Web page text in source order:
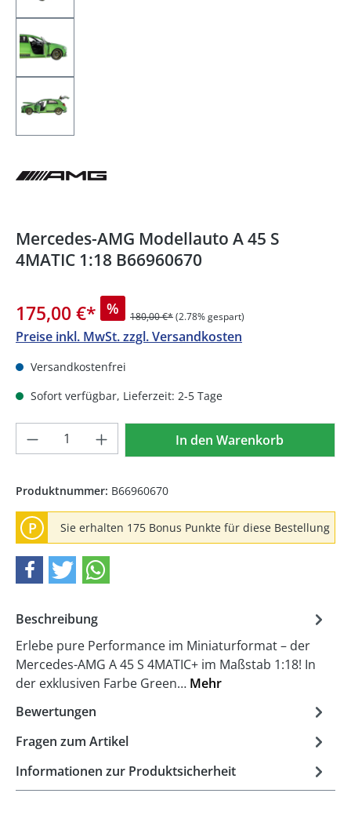
Mercedes-AMG Modellauto A 45 S
4MATIC 1:18 B66960670
175,00 €* % 180,00 €*(2.78% gespart)
Preise inkl. MwSt. zzgl. Versandkosten
Versandkostenfrei
Sofort verfügbar, Lieferzeit: 2-5 Tage
Produkt Anzahl: Gib denIn den Warenkorb
Produktnummer: B66960670
P Sie erhalten 175 Bonus Punkte für diese Bestellung
Beschreibung
Erlebe pure Performance im Miniaturformat – der
Mercedes-AMG A 45 S 4MATIC+ im Maßstab 1:18! In
der exklusiven Farbe Green… Mehr
Bewertungen
Fragen zum Artikel
Informationen zur Produktsicherheit